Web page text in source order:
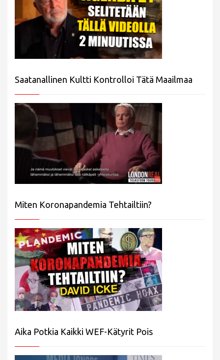
Saatanallinen Kultti Kontrolloi Tätä Maailmaa
Miten Koronapandemia Tehtailtiin?
Aika Potkia Kaikki WEF-Kätyrit Pois